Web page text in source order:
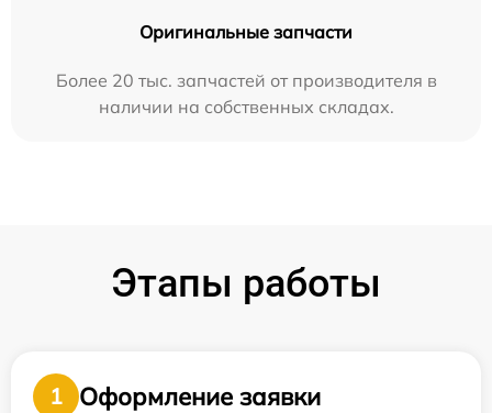
Оригинальные запчасти
Более 20 тыс. запчастей от производителя в
наличии на собственных складах.
Этапы работы
1
Оформление заявки